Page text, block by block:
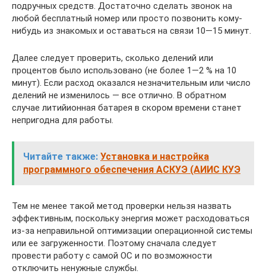
подручных средств. Достаточно сделать звонок на
любой бесплатный номер или просто позвонить кому-
нибудь из знакомых и оставаться на связи 10—15 минут.
Далее следует проверить, сколько делений или
процентов было использовано (не более 1—2 % на 10
минут). Если расход оказался незначительным или число
делений не изменилось — все отлично. В обратном
случае литийионная батарея в скором времени станет
непригодна для работы.
Читайте также: Установка и настройка
программного обеспечения АСКУЭ (АИИС КУЭ
Тем не менее такой метод проверки нельзя назвать
эффективным, поскольку энергия может расходоваться
из-за неправильной оптимизации операционной системы
или ее загруженности. Поэтому сначала следует
провести работу с самой ОС и по возможности
отключить ненужные службы.